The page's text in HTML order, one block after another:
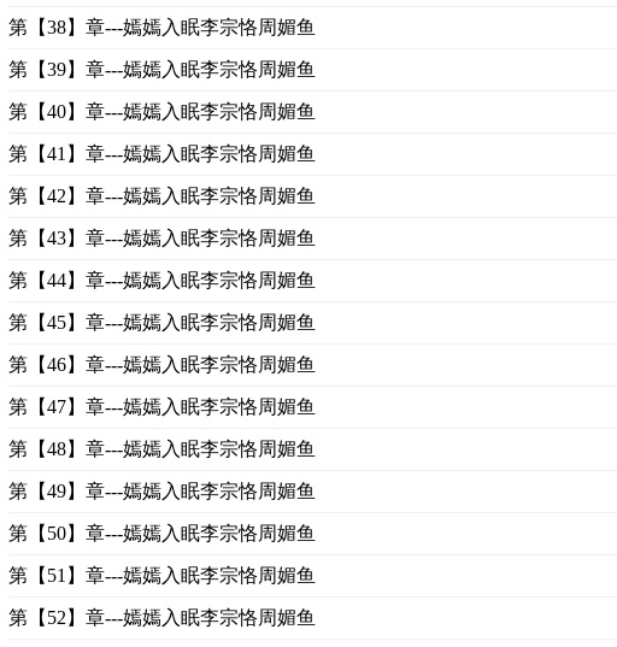
第【38】章---嫣嫣入眠李宗恪周媚鱼
第【39】章---嫣嫣入眠李宗恪周媚鱼
第【40】章---嫣嫣入眠李宗恪周媚鱼
第【41】章---嫣嫣入眠李宗恪周媚鱼
第【42】章---嫣嫣入眠李宗恪周媚鱼
第【43】章---嫣嫣入眠李宗恪周媚鱼
第【44】章---嫣嫣入眠李宗恪周媚鱼
第【45】章---嫣嫣入眠李宗恪周媚鱼
第【46】章---嫣嫣入眠李宗恪周媚鱼
第【47】章---嫣嫣入眠李宗恪周媚鱼
第【48】章---嫣嫣入眠李宗恪周媚鱼
第【49】章---嫣嫣入眠李宗恪周媚鱼
第【50】章---嫣嫣入眠李宗恪周媚鱼
第【51】章---嫣嫣入眠李宗恪周媚鱼
第【52】章---嫣嫣入眠李宗恪周媚鱼